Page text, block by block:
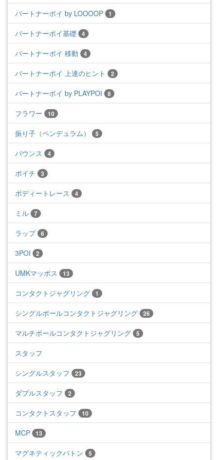
パートナーポイ by LOOOOP 1
パートナーポイ基礎 4
パートナーポイ 移動 4
パートナーポイ 上達のヒント 2
パートナーポイ by PLAYPOI 8
フラワー 10
振り子（ペンデュラム） 5
バウンス 4
ポイチ 3
ボディートレース 4
ミル 7
ラップ 6
3POI 2
UMKマッポス 13
コンタクトジャグリング 1
シングルボールコンタクトジャグリング 26
マルチボールコンタクトジャグリング 5
スタッフ
シングルスタッフ 23
ダブルスタッフ 2
コンタクトスタッフ 10
MCP 13
マグネティックバトン 5